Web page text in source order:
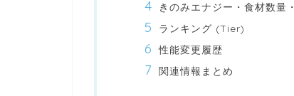
きのみエナジー・食材数量
ランキング (Tier)
性能変更履歴
関連情報まとめ